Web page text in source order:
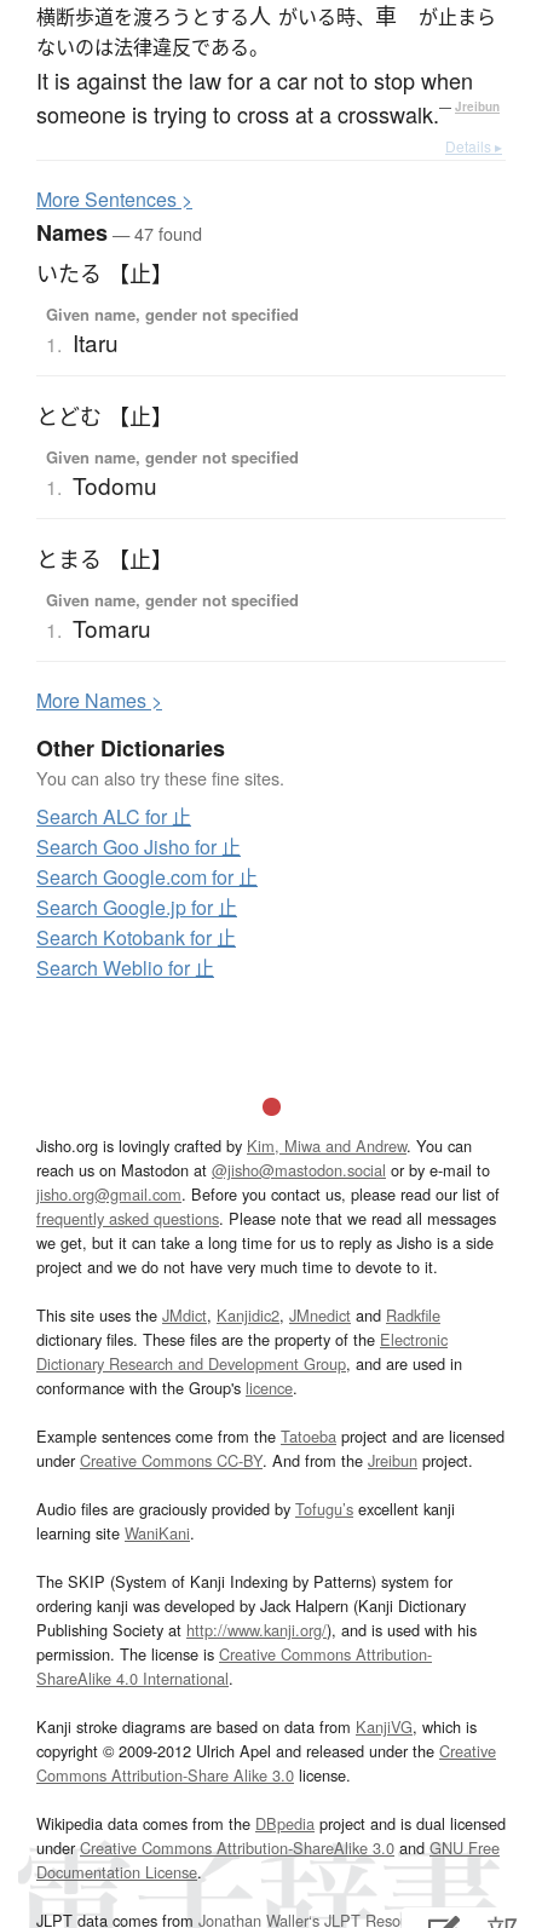
横断歩道を渡ろうとする人 がいる時、 車
が止まら
ないのは法律違反である。
It is against the law for a car not to stop when
someone is trying to cross at a crosswalk.— Jreibun
Details ▸
MoreSentences >
Names— 47 found
いたる 【止】
Given name, gender not specified
1. Itaru
とどむ 【止】
Given name, gender not specified
1. Todomu
とまる 【止】
Given name, gender not specified
1. Tomaru
More Names >
Other Dictionaries
You can also try these fine sites.
Search ALC for 止
Search Goo Jisho for 止
Search Google.com for 止
Search Google.jp for 止
Search Kotobank for 止
Search Weblio for 止
Jisho.org is lovingly crafted by Kim, Miwa and Andrew. You can
reach us on Mastodon at @jisho@mastodon.social or by e-mail to
jisho.org@gmail.com. Before you contact us, please read our list of
frequently asked questions. Please note that we read all messages
we get, but it can take a long time for us to reply as Jisho is a side
project and we do not have very much time to devote to it.
This site uses the JMdict, Kanjidic2, JMnedict and Radkfile
dictionary files. These files are the property of the Electronic
Dictionary Research and Development Group, and are used in
conformance with the Group's licence.
Example sentences come from the Tatoeba project and are licensed
underCreative Commons CC-BY. And from the Jreibun project.
Audio files are graciously provided by Tofugu’s excellent kanji
learning site WaniKani.
The SKIP (System of Kanji Indexing by Patterns) system for
ordering kanji was developed by Jack Halpern (Kanji Dictionary
Publishing Society at http://www.kanji.org/), and is used with his
permission. The license is Creative Commons Attribution-
ShareAlike 4.0 International.
Kanji stroke diagrams are based on data from KanjiVG, which is
copyright © 2009-2012 Ulrich Apel and released under the Creative
Commons Attribution-Share Alike 3.0 license.
Wikipedia data comes from the DBpedia project and is dual licensed
underCreative Commons Attribution-ShareAlike 3.0and GNU Free
Documentation License.
JLPT data comes from Jonathan Waller‘s JLPT Resourcespage.